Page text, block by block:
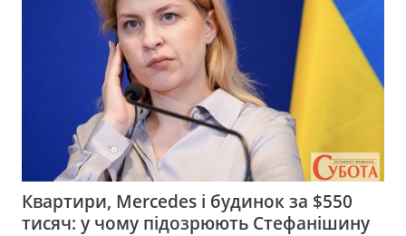
Квартири, Mercedes і будинок за $550
тисяч: у чому підозрюють Стефанішину